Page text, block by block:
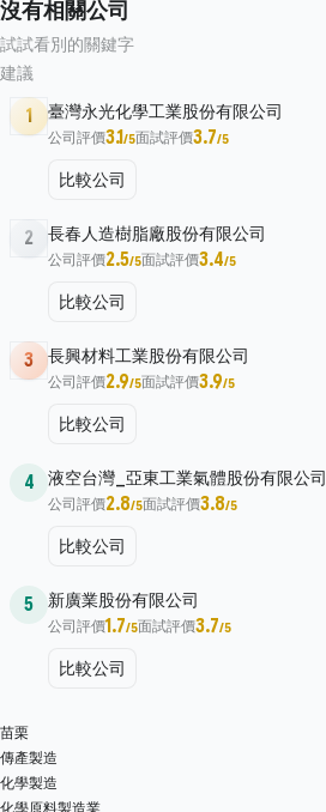
沒有相關公司
試試看別的關鍵字
建議
1 臺灣永光化學工業股份有限公司
公司評價3.1/5面試評價3.7/5
比較公司
2 長春人造樹脂廠股份有限公司
公司評價2.5/5面試評價3.4/5
比較公司
3 長興材料工業股份有限公司
公司評價2.9/5面試評價3.9/5
比較公司
4 液空台灣_亞東工業氣體股份有限公司
公司評價2.8/5面試評價3.8/5
比較公司
5 新廣業股份有限公司
公司評價1.7/5面試評價3.7/5
比較公司
苗栗
傳產製造
化學製造
化學原料製造業